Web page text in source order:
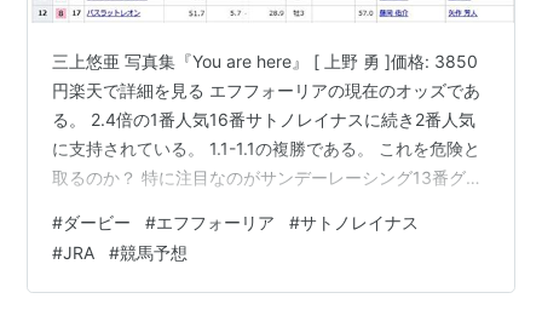
三上悠亜 写真集『You are here』 [ 上野 勇 ]価格: 3850
円楽天で詳細を見る エフフォーリアの現在のオッズであ
る。 2.4倍の1番人気16番サトノレイナスに続き2番人気
に支持されている。 1.1-1.1の複勝である。 これを危険と
取るのか？ 特に注目なのがサンデーレーシング13番グレ
コースレコードのシャフリヤールに クビ及ばずとも勝ち
に等しい内容であった。 これからオッズの流れ次第では
超波乱となる可能性も出てきた。 下の案内はあなたが何
#ダービー #エフフォーリア #サトノレイナス
#JRA #競馬予想